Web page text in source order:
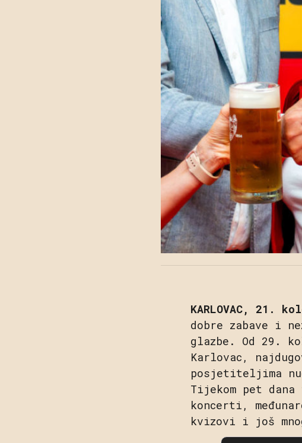
KARLOVAC, 21.
dobre zabave i
glazbe. Od 29.
Karlovac,
posjetiteljima
Tijekom pet
koncerti,
kvizovi i još